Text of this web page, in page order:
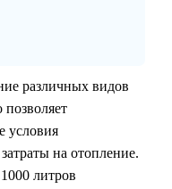
различных видов
позволяет
условия
на отопление.
литров